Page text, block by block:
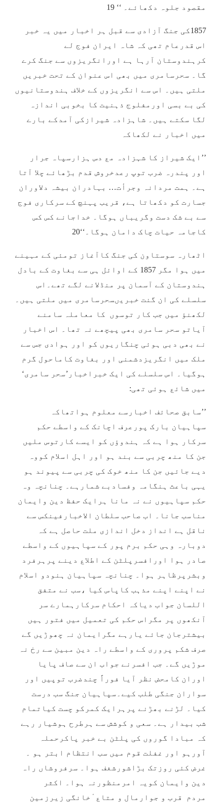
مقصود جلوہ دکھائے۔ ‘‘ 19
1857کی جنگ آزادی سے قبل ہر اخبار میں یہ خبر
اس قدرعام تھی کہ شاہ ایران فوج لے
کرہندوستان آرہا ہے اورانگریزوں سے جنگ کرے
گا۔ سحرسامری میں بھی اس عنوان کے تحت خبریں
ملتی ہیں۔ اس سے انگریزوں کے خلاف ہندوستانیوں
کی بے بسی اورمفلوج ذہنیت کا بخوبی اندازہ
لگا سکتے ہیں۔ شاہزادہ شیرازکی آمدکے بارے
میں اخبار نے لکھاکہ
’’ایک شیراز کا شہزادہ مع دس ہزارسپاہ جرار
اور پندرہ ضرب توپ رعدخروش قدم بڑھائے چلا آتا
ہے۔ ہمت مردانہ وجرأت… بہادران بیشہ دلاوران
جسارت کو دکھاتا ہے، قریب پہنچ کے سرکاری فوج
سے بے شک دست وگریباں ہوگا۔ خداجانے کس کس
کاجامہ حیات چاک دامان ہوگا۔‘‘20
اٹھارہ سوستاون کی جنگ کاآغاز تومئی کے مہینے
میں ہوا مگر 1857 کے اوائل ہی سے بغاوت کے بادل
ہندوستان کے آسمان پر منڈلانے لگے تھے۔اس
سلسلے کی ان گنت خبریںسحرسامری میں ملتی ہیں۔
لکھنؤ میں جب کار توسوں کا معاملہ سامنے
آیاتو سحر سامری بھی پیچھے نہ تھا۔ اس اخبار
نے بھی دبی ہوئی چنگاریوں کو اور ہوادی جس سے
ملک میں انگریزدشمنی اور بغاوت کاماحول گرم
ہوگیا۔ اس سلسلے کی ایک خبراخبار’سحر سامری‘
میں شائع ہوئی تھی:
’’سابق صحائف اخبارسے معلوم ہواتھاکہ
سپاہیان بارک پورعرف اچانک کے واسطے حکم
سرکار ہوا ہے کہ ہندوؤں کو ایسے کارتوس ملیں
جن کا منھ چربی سے بند ہو اور اہل اسلام کووہ
دیے جائیں جن کا منھ خوک کی چربی سے پیوند ہو
یہی باعث ہنگامہ وفسادبے شمارہے۔ چنانچہ وہ
حکم سپاہیوں نے نہ مانا ہرایک حفظ دین وایمان
مناسب جانا۔ اب صاحب سلطان الاخبارفینکس سے
ناقل ہے انداز دخل اندازی ملت حاصل ہے کہ
دوبارہ وہی حکم برم پور کے سپاہیوں کے واسطے
صادر ہوا اورافسرپلٹن کے اطلاع دینے پرہرفرد
وبشرپرظاہر ہوا۔ چنانچہ سپاہیان ہنودو اسلام
نے اپنے اپنے مذہب کاپاس کیا ،سب نے متفق
اللسان جواب دیاکہ احکام سرکارہمارے سر
آنکھوں پر مگراس حکم کی تعمیل میں فتور ہیں
بیشترجان جائے یارہے مگرایمان نہ چھوڑیں گے
صرف شکم پروری کے واسطے راہ دین مبین سے رخ نہ
موڑیں گے۔ جب افسرنے جواب ان سے صاف پایا
اوران کامحض نظر آیا فوراً چندضرب توپیں اور
سواران جنگی طلب کیے۔سپاہیان جنگ سب درست
کیا۔ لڑنے بھڑنے پرہرایک کمرکو چست کیاتمام
شب بیدار ہے۔ سعی و کوشش سے ہرطرح ہوشیار رہے
کہ مبادا گوروں کی پلٹن بے خبر پاکرحملہ
آورہو اور غفلت قوم میں سب انتظام ابتر ہو ۔
غرض کئی روزتک بڑاشورشغف ہوا۔ سرفروشاں راہ
دین وایمان کویہ امرمنظورنہ ہوا۔ اکثر
مردم قرب و جوارمال و متاع ْخانگی زیرزمین